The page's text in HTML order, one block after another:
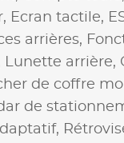
Ecran tactile,
arrières,
Lunette arrière,
de coffre
de